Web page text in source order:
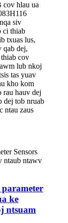
hlau ua
siv
ci thiab
txuas lus,
qab dej,
cov
lub nkoj
tas yuav
kho kom
rau hauv dej
dej tob nruab
ntau zaus
ke
ntsuam